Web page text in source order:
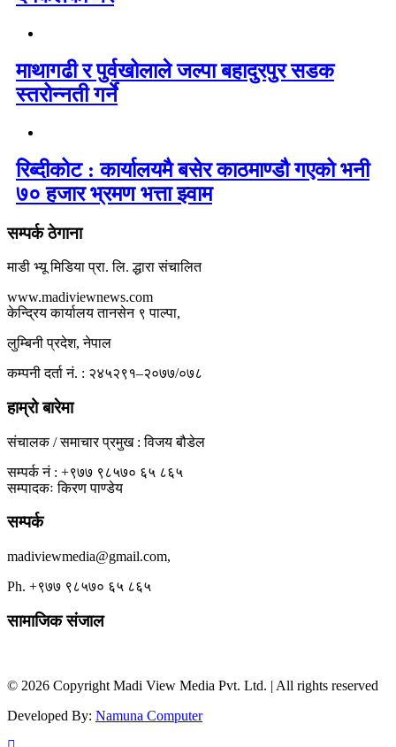
माथागढी र पुर्वखोलाले जल्पा बहादुरपुर सडक
स्तरोन्नती गर्ने
रिब्दीकोट : कार्यालयमै बसेर काठमाण्डौ गएको भनी
७० हजार भ्रमण भत्ता झ्वाम
सम्पर्क ठेगाना
माडी भ्यू मिडिया प्रा. लि. द्धारा संचालित
www.madiviewnews.com
केन्द्रिय कार्यालय तानसेन ९ पाल्पा,
लुम्बिनी प्रदेश, नेपाल
कम्पनी दर्ता नं. : २४५२९१–२०७७/०७८
हाम्रो बारेमा
संचालक / समाचार प्रमुख : विजय बौडेल
सम्पर्क नं : +९७७ ९८५७० ६५ ८६५
सम्पादकः किरण पाण्डेय
सम्पर्क
madiviewmedia@gmail.com,
Ph. +९७७ ९८५७० ६५ ८६५
सामाजिक संजाल
© 2026 Copyright Madi View Media Pvt. Ltd. | All rights reserved
Developed By: Namuna Computer